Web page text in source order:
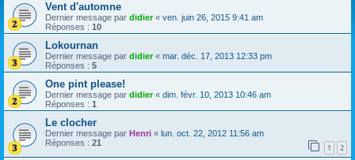
Vent d'automne
Dernier message par didier« ven. juin 26, 2015 9:41 am
Réponses : 10
Lokournan
Dernier message par didier« mar. déc. 17, 2013 12:33 pm
Réponses : 5
One pint please!
Dernier message par didier« dim. févr. 10, 2013 10:46 am
Réponses : 1
Le clocher
Dernier message par Henri « lun. oct. 22, 2012 11:56 am
Réponses : 21 1 2